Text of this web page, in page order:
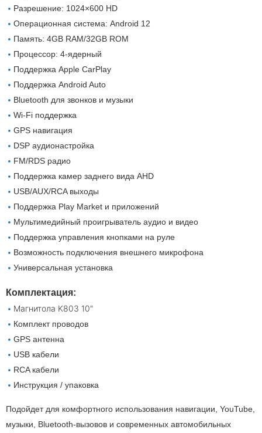
Разрешение: 1024×600 HD
Операционная система: Android 12
Память: 4GB RAM/32GB ROM
Процессор: 4-ядерный
Поддержка Apple CarPlay
Поддержка Android Auto
Bluetooth для звонков и музыки
Wi-Fi поддержка
GPS навигация
DSP аудионастройка
FM/RDS радио
Поддержка камер заднего вида AHD
USB/AUX/RCA выходы
Поддержка Play Market и приложений
Мультимедийный проигрыватель аудио и видео
Поддержка управления кнопками на руле
Возможность подключения внешнего микрофона
Универсальная установка
Комплектация:
Магнитола K803 10"
Комплект проводов
GPS антенна
USB кабели
RCA кабели
Инструкция / упаковка
Подойдет для комфортного использования навигации, YouTube,
музыки, Bluetooth-вызовов и современных автомобильных